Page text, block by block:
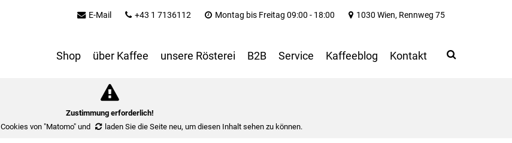
Zustimmung erforderlich!
Cookies von "Matomo" und laden Sie die Seite neu, um diesen Inhalt sehen zu können.
E-Mail +43 1 7136112 Montag bis Freitag 09:00 - 18:00 1030 Wien, Rennweg 75
Shop über Kaffee unsere Rösterei B2B Service Kaffeeblog Kontakt Search